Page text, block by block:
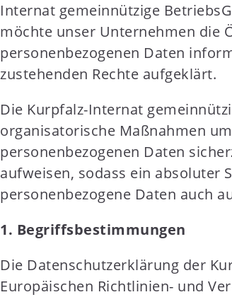
Internat gemeinnützige
möchte unser Unternehmen die
personenbezogenen Daten
zustehenden Rechte aufgeklärt.
Die Kurpfalz-Internat
organisatorische Maßnahmen
personenbezogenen Daten
aufweisen, sodass ein absoluter
personenbezogene Daten auch
1. Begriffsbestimmungen
Die Datenschutzerklärung der
Europäischen Richtlinien- und